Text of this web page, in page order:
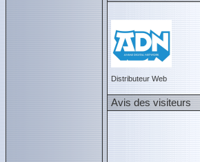
Distributeur Web
Avis des visiteurs